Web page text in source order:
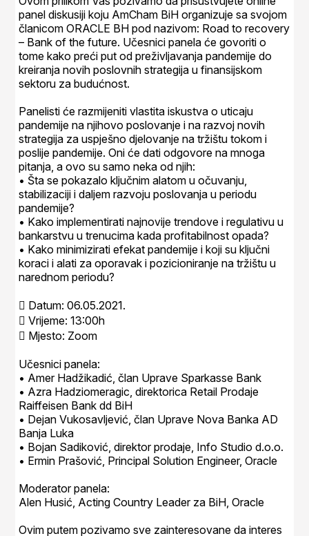
panel diskusiji koju AmCham BiH organizuje sa svojom
članicom ORACLE BH pod nazivom: Road to recovery
– Bank of the future. Učesnici panela će govoriti o
tome kako preći put od preživljavanja pandemije do
kreiranja novih poslovnih strategija u finansijskom
sektoru za budućnost.
Panelisti će razmijeniti vlastita iskustva o uticaju
pandemije na njihovo poslovanje i na razvoj novih
strategija za uspješno djelovanje na tržištu tokom i
poslije pandemije. Oni će dati odgovore na mnoga
pitanja, a ovo su samo neka od njih:
• Šta se pokazalo ključnim alatom u očuvanju,
stabilizaciji i daljem razvoju poslovanja u periodu
pandemije?
• Kako implementirati najnovije trendove i regulativu u
bankarstvu u trenucima kada profitabilnost opada?
• Kako minimizirati efekat pandemije i koji su ključni
koraci i alati za oporavak i pozicioniranje na tržištu u
narednom periodu?
 Datum: 06.05.2021.
 Vrijeme: 13:00h
 Mjesto: Zoom
Učesnici panela:
• Amer Hadžikadić, član Uprave Sparkasse Bank
• Azra Hadziomeragic, direktorica Retail Prodaje
Raiffeisen Bank dd BiH
• Dejan Vukosavljević, član Uprave Nova Banka AD
Banja Luka
• Bojan Sadiković, direktor prodaje, Info Studio d.o.o.
• Ermin Prašović, Principal Solution Engineer, Oracle
Moderator panela:
Alen Husić, Acting Country Leader za BiH, Oracle
Ovim putem pozivamo sve zainteresovane da interes